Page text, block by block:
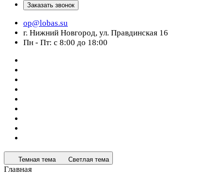
Заказать звонок
op@lobas.su
г. Нижний Новгород, ул. Правдинская 16
Пн - Пт: с 8:00 до 18:00
Темная тема Светлая тема
Главная